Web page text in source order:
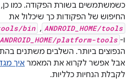
כשמשתמשים בשורת הפקודה. כמו כן,
החיפוש של הפקודות כך שיכלול את
ANDROID_HOME/tools
,‏
tools/bin
ו- ANDROID_HOME/platform-tools
הנפוצים ביותר. השלבים משתנים
אבל אפשר לקרוא את המאמר איך
לקבלת הנחיות כלליות.